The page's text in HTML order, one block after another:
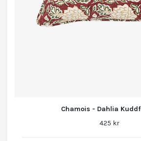
Chamois - Dahlia
425 kr